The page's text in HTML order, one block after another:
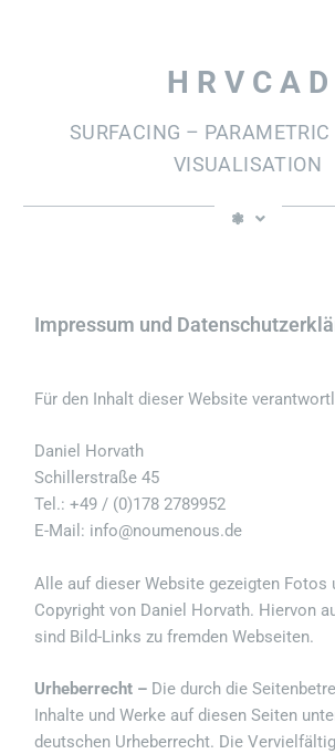
H R V C A D
SURFACING –
VISUALISATION
❃
Impressum und
Für den Inhalt dieser Website
Daniel Horvath
Schillerstraße 45
Tel.: +49 / (0)178 2789952
E-Mail: info@noumenous.de
Alle auf dieser Website gezeigten Fotos
Copyright von Daniel Horvath. Hiervon
sind Bild-Links zu fremden Webseiten.
Urheberrecht – Die durch die
Inhalte und Werke auf diesen Seiten
deutschen Urheberrecht. Die